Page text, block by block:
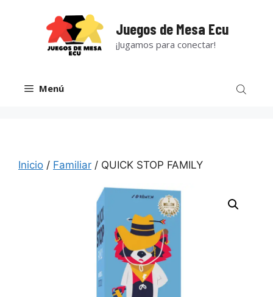
Juegos de Mesa Ecu
¡Jugamos para conectar!
Menú
Inicio / Familiar / QUICK STOP FAMILY